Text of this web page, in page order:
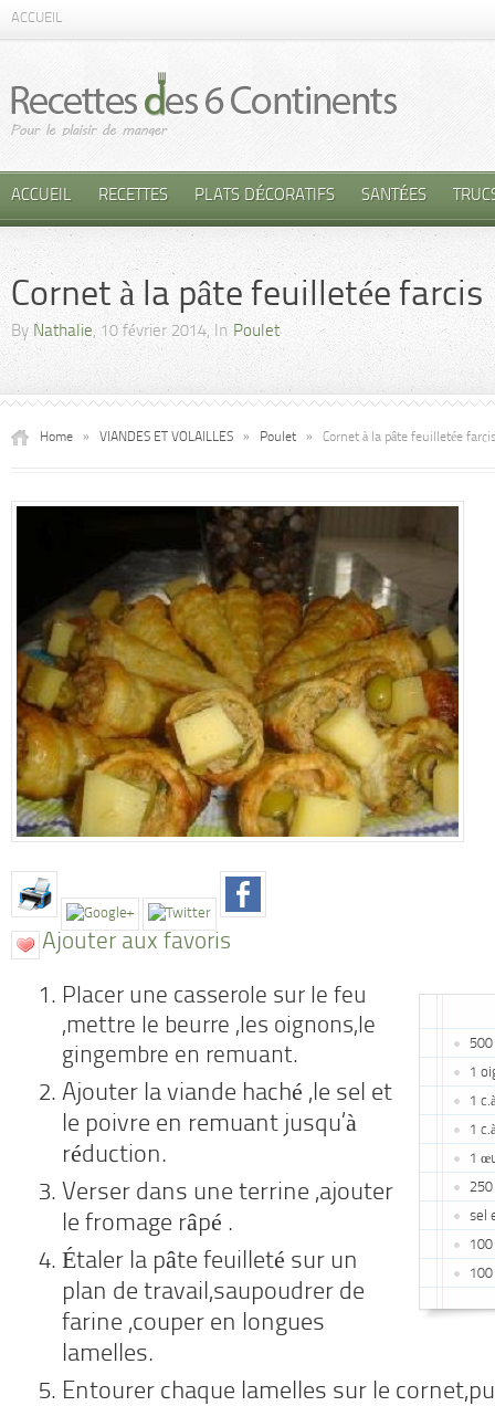
ACCUEIL
ACCUEIL RECETTES PLATS DÉCORATIFS SANTÉES
Cornet à la pâte feuilletée farcis
By Nathalie, 10 février 2014, In Poulet
Home » VIANDES ET VOLAILLES » Poulet » Cornet à la pâte feuilletée
Ajouter aux favoris
1
1
1
1
250
sel
Placer une casserole sur le feu
,mettre le beurre ,les oignons,le
gingembre en remuant.
Ajouter la viande haché ,le sel et
le poivre en remuant jusqu’à
réduction.
Verser dans une terrine ,ajouter
le fromage râpé .
Étaler la pâte feuilleté sur un
plan de travail,saupoudrer de
farine ,couper en longues
lamelles.
Entourer chaque lamelles sur le